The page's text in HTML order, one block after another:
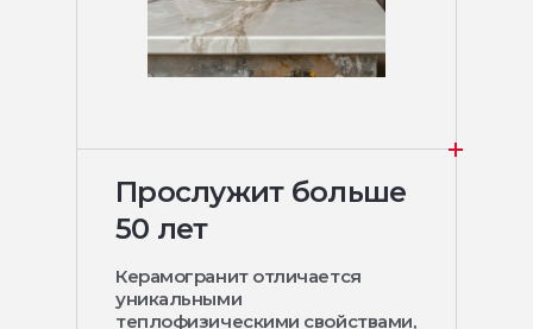
Прослужит больше
50 лет
Керамогранит отличается
уникальными
теплофизическими свойствами,